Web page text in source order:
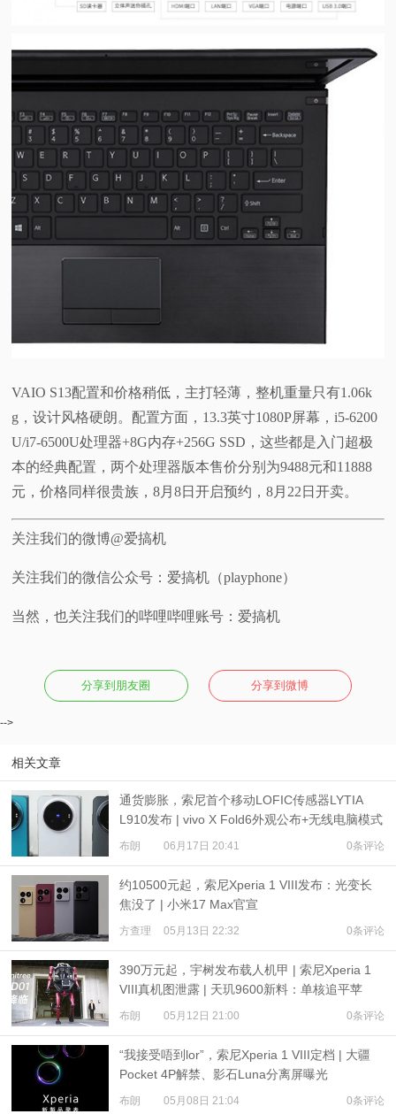
VAIO S13配置和价格稍低，主打轻薄，整机重量只有1.06k
g，设计风格硬朗。配置方面，13.3英寸1080P屏幕，i5-6200
U/i7-6500U处理器+8G内存+256G SSD，这些都是入门超极
本的经典配置，两个处理器版本售价分别为9488元和11888
元，价格同样很贵族，8月8日开启预约，8月22日开卖。
关注我们的微博@爱搞机
关注我们的微信公众号：爱搞机（playphone）
当然，也关注我们的哔哩哔哩账号：爱搞机
分享到朋友圈 分享到微博
-->
相关文章
通货膨胀，索尼首个移动LOFIC传感器LYTIA
L910发布 | vivo X Fold6外观公布+无线电脑模式
布朗 06月17日 20:41 0条评论
约10500元起，索尼Xperia 1 VIII发布：光变长
焦没了 | 小米17 Max官宣
方查理 05月13日 22:32 0条评论
390万元起，宇树发布载人机甲 | 索尼Xperia 1
VIII真机图泄露 | 天玑9600新料：单核追平苹
果？
布朗 05月12日 21:00 0条评论
“我接受唔到lor”，索尼Xperia 1 VIII定档 | 大疆
Pocket 4P解禁、影石Luna分离屏曝光
布朗 05月08日 21:04 0条评论